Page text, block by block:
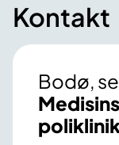
Kontakt
Bodø,